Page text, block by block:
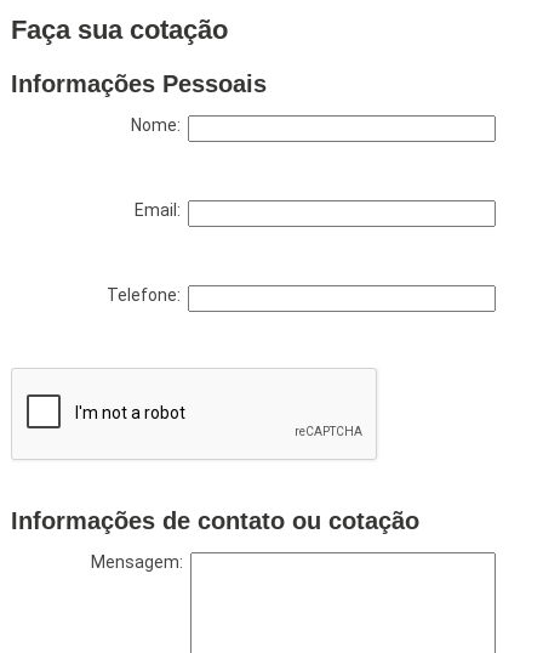
Faça sua cotação
Informações Pessoais
Nome:
Email:
Telefone:
Informações de contato ou cotação
Mensagem: